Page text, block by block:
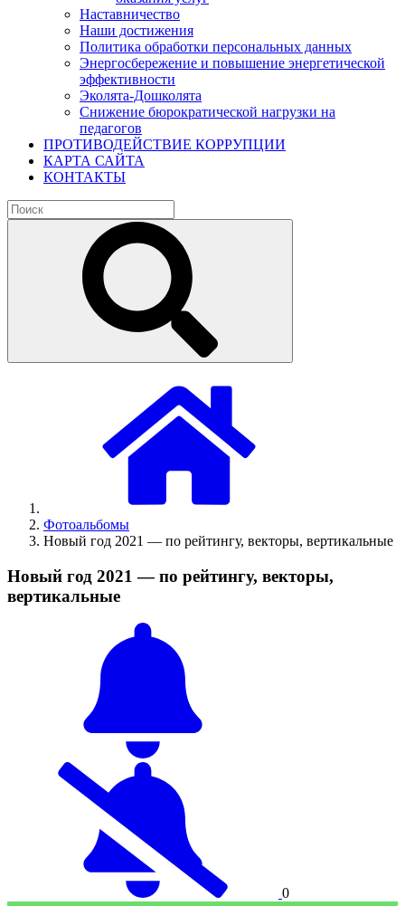
Наставничество
Наши достижения
Политика обработки персональных данных
Энергосбережение и повышение энергетической
эффективности
Эколята-Дошколята
Снижение бюрократической нагрузки на
педагогов
ПРОТИВОДЕЙСТВИЕ КОРРУПЦИИ
КАРТА САЙТА
КОНТАКТЫ
Фотоальбомы
Новый год 2021 — по рейтингу, векторы, вертикальные
Новый год 2021 — по рейтингу, векторы,
вертикальные
0